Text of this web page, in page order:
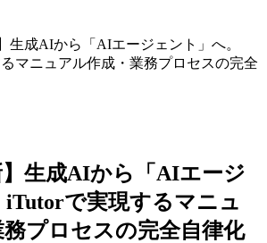
生成AIから「AIエージェント」へ。
マニュアル作成・業務プロセスの完全
】生成AIから「AIエージ
iTutorで実現するマニュ
プロセスの完全自律化